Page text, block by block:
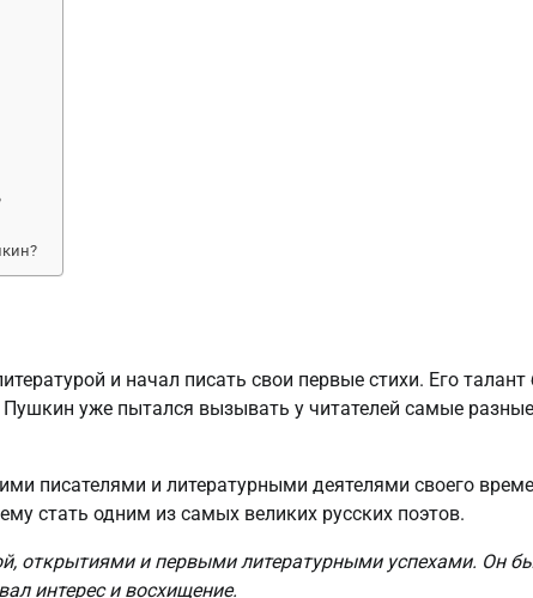
и начал писать свои первые стихи. Его талант
уже пытался вызывать у читателей самые разные
писателями и литературными деятелями своего
стать одним из самых великих русских поэтов.
открытиями и первыми литературными успехами. Он
интерес и восхищение.